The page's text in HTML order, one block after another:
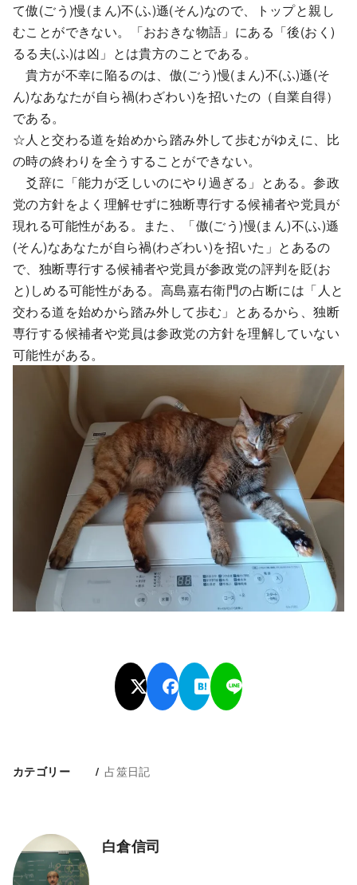
て傲(ごう)慢(まん)不(ふ)遜(そん)なので、トップと親し
むことができない。「おおきな物語」にある「後(おく)
るる夫(ふ)は凶」とは貴方のことである。
貴方が不幸に陥るのは、傲(ごう)慢(まん)不(ふ)遜(そ
ん)なあなたが自ら禍(わざわい)を招いたの（自業自得）
である。
☆人と交わる道を始めから踏み外して歩むがゆえに、比
の時の終わりを全うすることができない。
爻辞に「能力が乏しいのにやり過ぎる」とある。参政
党の方針をよく理解せずに独断専行する候補者や党員が
現れる可能性がある。また、「傲(ごう)慢(まん)不(ふ)遜
(そん)なあなたが自ら禍(わざわい)を招いた」とあるの
で、独断専行する候補者や党員が参政党の評判を貶(お
と)しめる可能性がある。高島嘉右衛門の占断には「人と
交わる道を始めから踏み外して歩む」とあるから、独断
専行する候補者や党員は参政党の方針を理解していない
可能性がある。
カテゴリー 占筮日記
白倉信司